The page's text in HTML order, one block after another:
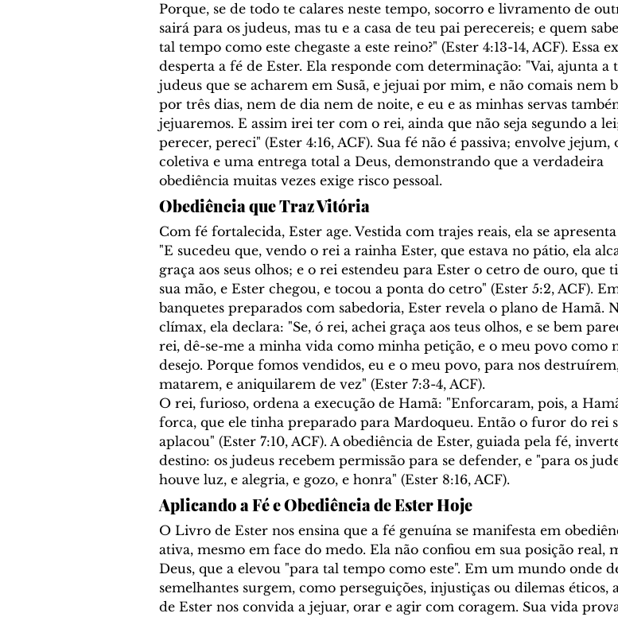
Porque, se de todo te calares neste tempo, socorro e livramento de
sairá para os judeus, mas tu e a casa de teu pai perecereis; e quem
tal tempo como este chegaste a este reino?" (Ester 4:13-14, ACF). Essa
desperta a fé de Ester. Ela responde com determinação: "Vai, ajunta a
judeus que se acharem em Susã, e jejuai por mim, e não comais nem
por três dias, nem de dia nem de noite, e eu e as minhas servas
jejuaremos. E assim irei ter com o rei, ainda que não seja segundo a
perecer, pereci" (Ester 4:16, ACF). Sua fé não é passiva; envolve jejum,
coletiva e uma entrega total a Deus, demonstrando que a verdadeira
obediência muitas vezes exige risco pessoal.
Obediência que Traz Vitória
Com fé fortalecida, Ester age. Vestida com trajes reais, ela se
"E sucedeu que, vendo o rei a rainha Ester, que estava no pátio, ela
graça aos seus olhos; e o rei estendeu para Ester o cetro de ouro, que
sua mão, e Ester chegou, e tocou a ponta do cetro" (Ester 5:2, ACF).
banquetes preparados com sabedoria, Ester revela o plano de Hamã.
clímax, ela declara: "Se, ó rei, achei graça aos teus olhos, e se bem
rei, dê-se-me a minha vida como minha petição, e o meu povo como
desejo. Porque fomos vendidos, eu e o meu povo, para nos
matarem, e aniquilarem de vez" (Ester 7:3-4, ACF).
O rei, furioso, ordena a execução de Hamã: "Enforcaram, pois, a
forca, que ele tinha preparado para Mardoqueu. Então o furor do rei
aplacou" (Ester 7:10, ACF). A obediência de Ester, guiada pela fé,
destino: os judeus recebem permissão para se defender, e "para os
houve luz, e alegria, e gozo, e honra" (Ester 8:16, ACF).
Aplicando a Fé e Obediência de Ester Hoje
O Livro de Ester nos ensina que a fé genuína se manifesta em
ativa, mesmo em face do medo. Ela não confiou em sua posição real,
Deus, que a elevou "para tal tempo como este". Em um mundo onde
semelhantes surgem, como perseguições, injustiças ou dilemas éticos,
de Ester nos convida a jejuar, orar e agir com coragem. Sua vida